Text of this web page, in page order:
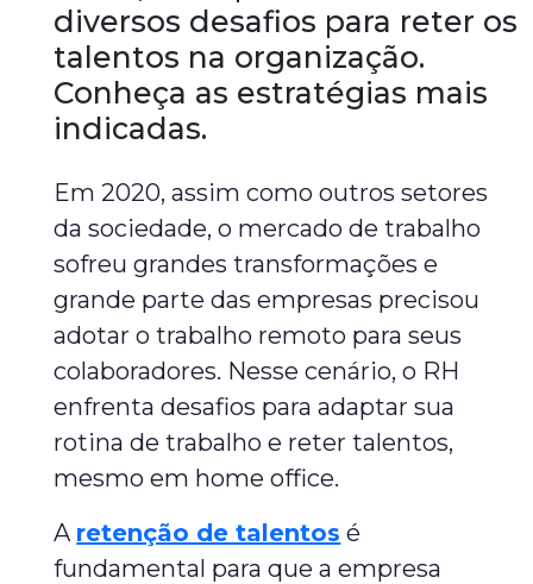
diversos desafios para reter os
talentos na organização.
Conheça as estratégias mais
indicadas.
Em 2020, assim como outros setores
da sociedade, o mercado de trabalho
sofreu grandes transformações e
grande parte das empresas precisou
adotar o trabalho remoto para seus
colaboradores. Nesse cenário, o RH
enfrenta desafios para adaptar sua
rotina de trabalho e reter talentos,
mesmo em home office.
A retenção de talentos é
fundamental para que a empresa